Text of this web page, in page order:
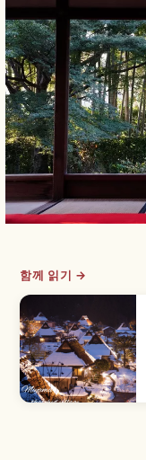
함께 읽기 →